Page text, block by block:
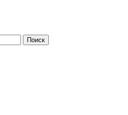
Поиск